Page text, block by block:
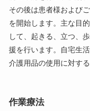
その後は患者様および
を開始します。主な目
して、起きる、立つ、
援を行います。自宅生
介護用品の使用に対す
作業療法